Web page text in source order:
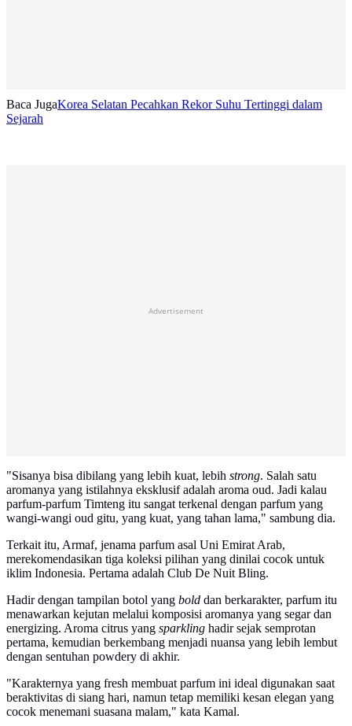
Baca JugaKorea Selatan Pecahkan Rekor Suhu Tertinggi dalam
Sejarah
Advertisement
"Sisanya bisa dibilang yang lebih kuat, lebih strong. Salah satu
aromanya yang istilahnya eksklusif adalah aroma oud. Jadi kalau
parfum-parfum Timteng itu sangat terkenal dengan parfum yang
wangi-wangi oud gitu, yang kuat, yang tahan lama," sambung dia.
Terkait itu, Armaf, jenama parfum asal Uni Emirat Arab,
merekomendasikan tiga koleksi pilihan yang dinilai cocok untuk
iklim Indonesia. Pertama adalah Club De Nuit Bling.
Hadir dengan tampilan botol yang bold dan berkarakter, parfum itu
menawarkan kejutan melalui komposisi aromanya yang segar dan
energizing. Aroma citrus yang sparkling hadir sejak semprotan
pertama, kemudian berkembang menjadi nuansa yang lebih lembut
dengan sentuhan powdery di akhir.
"Karakternya yang fresh membuat parfum ini ideal digunakan saat
beraktivitas di siang hari, namun tetap memiliki kesan elegan yang
cocok menemani suasana malam," kata Kamal.